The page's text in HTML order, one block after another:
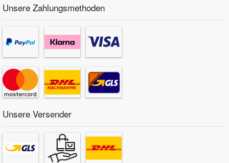
Unsere Zahlungsmethoden
Unsere Versender